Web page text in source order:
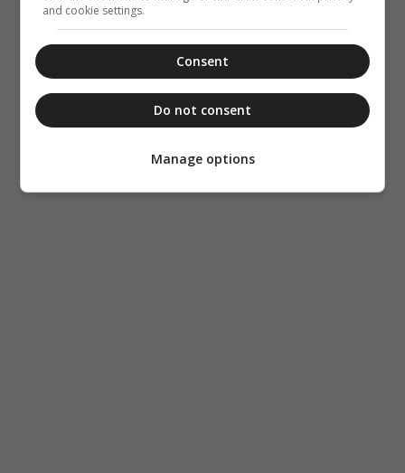
and cookie settings.
Consent
Do not consent
Manage options